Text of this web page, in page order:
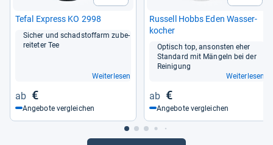
Tefal Express KO 2998
Sicher und schad­stoff­arm zube­
rei­te­ter Tee
Weiterlesen
€
Angebote vergleichen
Rus­sell Hobbs Eden Was­ser­
ko­cher
Optisch top, ansons­ten eher
Stan­dard mit Män­geln bei der
Rei­ni­gung
Weiterlesen
€
Angebote vergleichen